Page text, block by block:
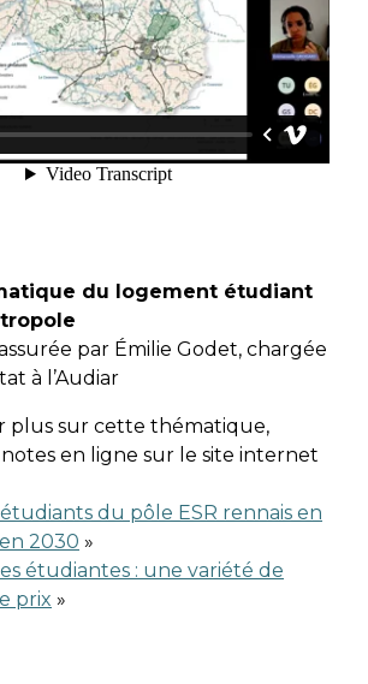
du logement étudiant
par Émilie Godet, chargée
à l’Audiar
plus sur cette thématique,
en ligne sur le site internet
du pôle ESR rennais en
2030 »
étudiantes : une variété de
prix »